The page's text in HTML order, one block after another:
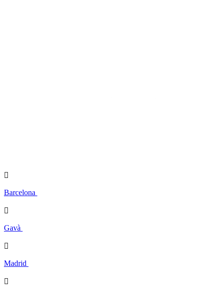

Barcelona

Gavà

Madrid
